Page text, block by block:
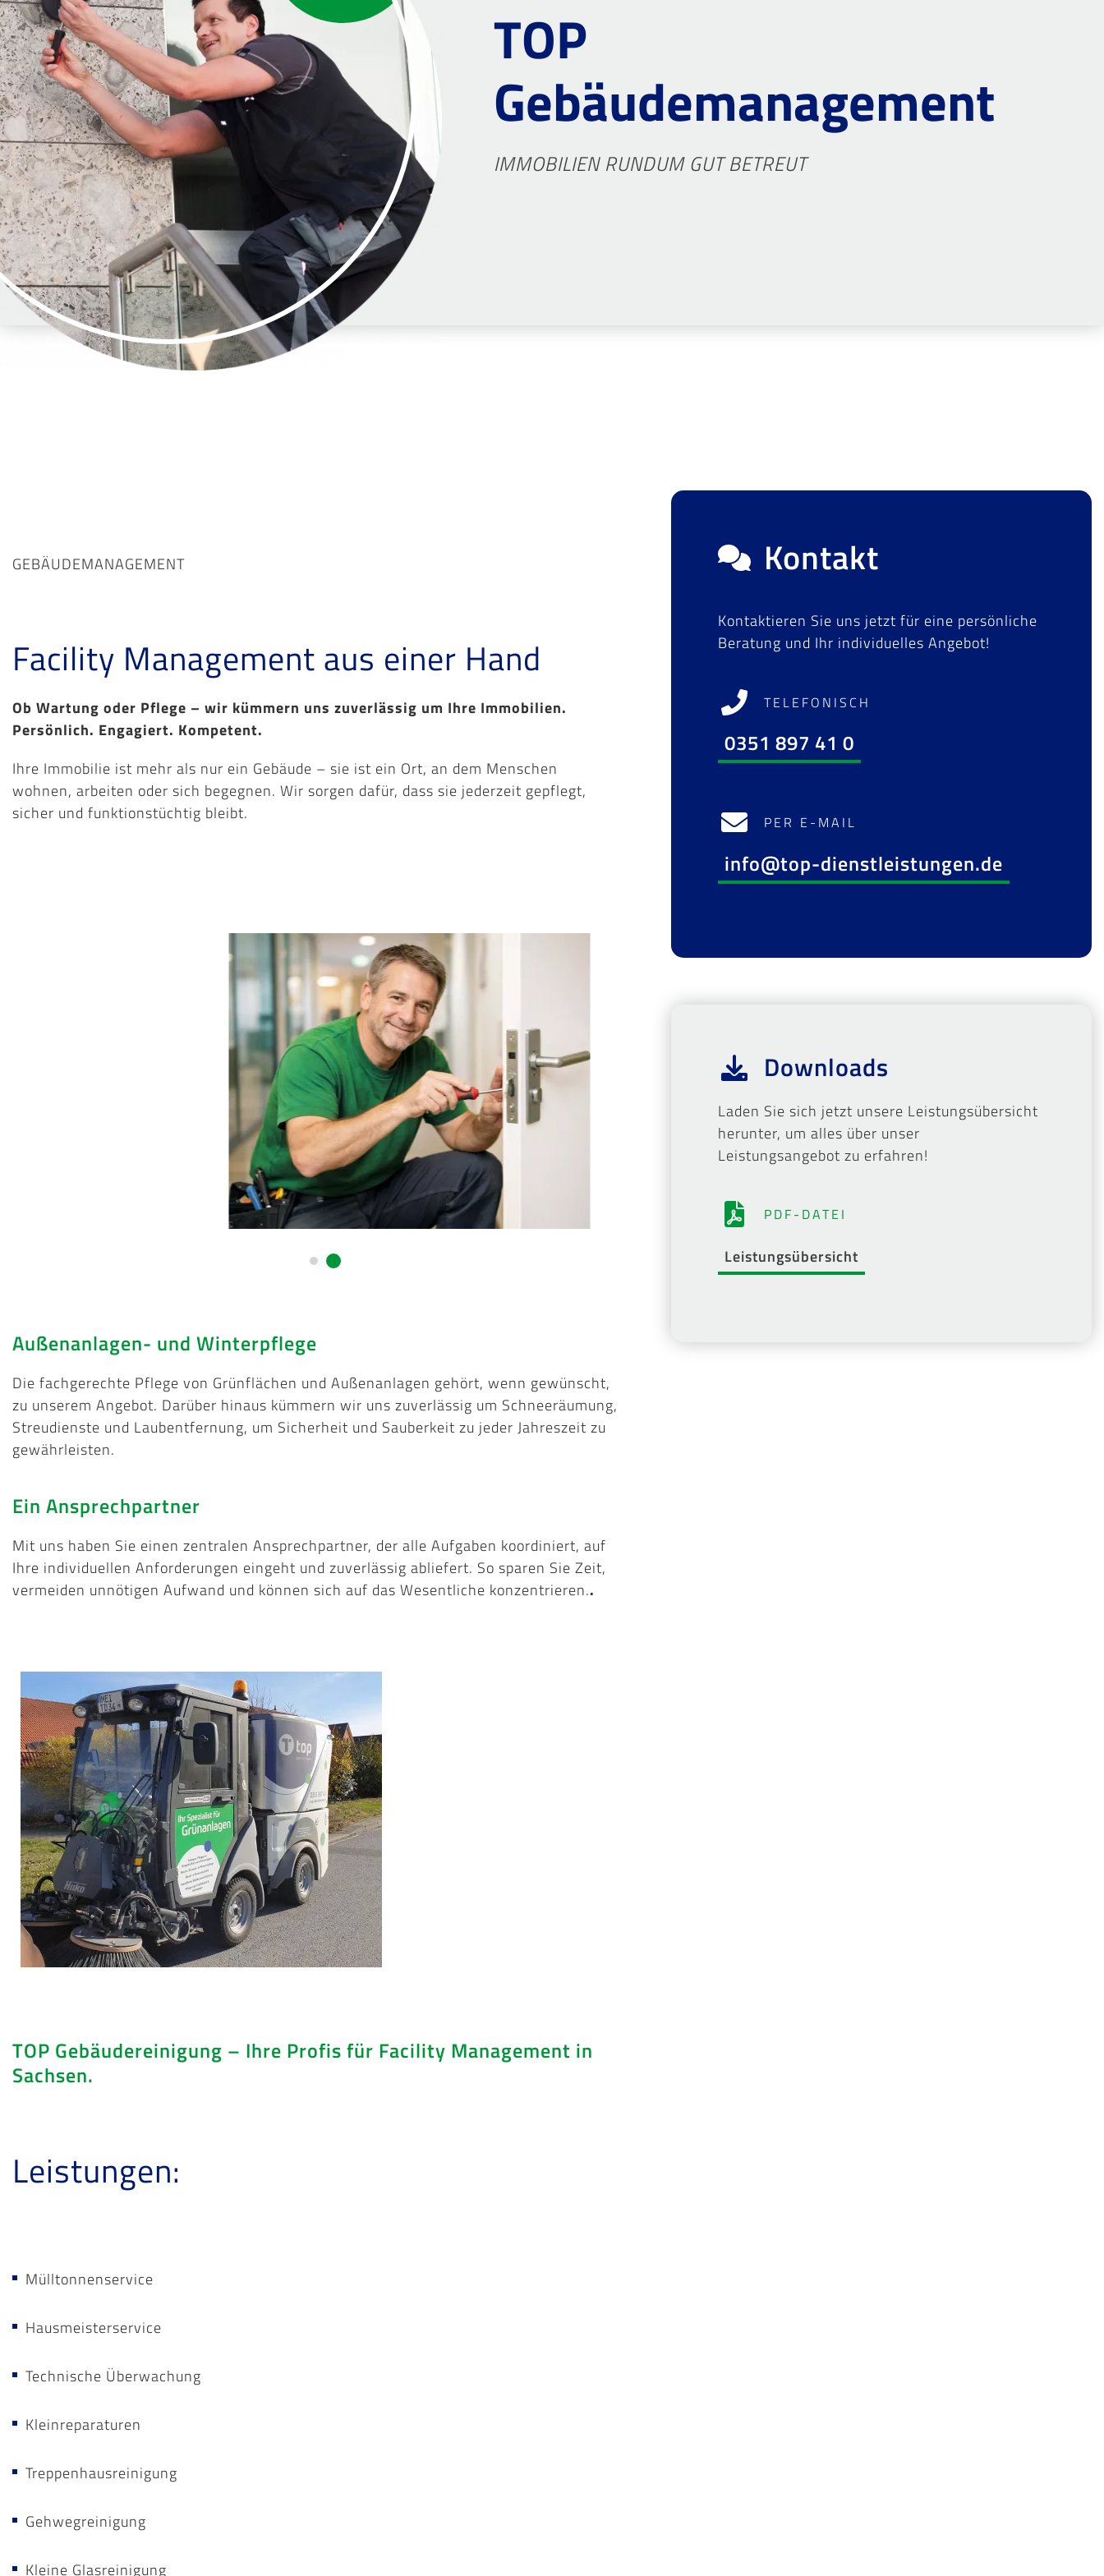
TOP
Gebäudemanagement
IMMOBILIEN RUNDUM GUT BETREUT
GEBÄUDEMANAGEMENT
Facility Management aus einer Hand
Ob Wartung oder Pflege – wir kümmern uns zuverlässig um Ihre Immobilien.
Persönlich. Engagiert. Kompetent.
Ihre Immobilie ist mehr als nur ein Gebäude – sie ist ein Ort, an dem Menschen
wohnen, arbeiten oder sich begegnen. Wir sorgen dafür, dass sie jederzeit gepflegt,
sicher und funktionstüchtig bleibt.
Außenanlagen- und Winterpflege
Die fachgerechte Pflege von Grünflächen und Außenanlagen gehört, wenn gewünscht,
zu unserem Angebot. Darüber hinaus kümmern wir uns zuverlässig um Schneeräumung,
Streudienste und Laubentfernung, um Sicherheit und Sauberkeit zu jeder Jahreszeit zu
gewährleisten.
Ein Ansprechpartner
Mit uns haben Sie einen zentralen Ansprechpartner, der alle Aufgaben koordiniert, auf
Ihre individuellen Anforderungen eingeht und zuverlässig abliefert. So sparen Sie Zeit,
vermeiden unnötigen Aufwand und können sich auf das Wesentliche konzentrieren..
TOP Gebäudereinigung – Ihre Profis für Facility Management in
Sachsen.
Leistungen:
Mülltonnenservice
Hausmeisterservice
Technische Überwachung
Kleinreparaturen
Treppenhausreinigung
Gehwegreinigung
Kleine Glasreinigung
Kontakt
Kontaktieren Sie uns jetzt für eine persönliche
Beratung und Ihr individuelles Angebot!
TELEFONISCH
0351 897 41 0
PER E-MAIL
info@top-dienstleistungen.de
Downloads
Laden Sie sich jetzt unsere Leistungsübersicht
herunter, um alles über unser
Leistungsangebot zu erfahren!
PDF-DATEI
Leistungsübersicht